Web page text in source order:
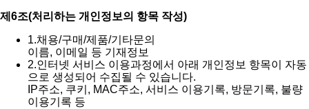
제6조(처리하는 개인정보의 항목 작성)
1.채용/구매/제품/기타문의
이름, 이메일 등 기재정보
2.인터넷 서비스 이용과정에서 아래 개인정보 항목이 자동
으로 생성되어 수집될 수 있습니다.
IP주소, 쿠키, MAC주소, 서비스 이용기록, 방문기록, 불량
이용기록 등